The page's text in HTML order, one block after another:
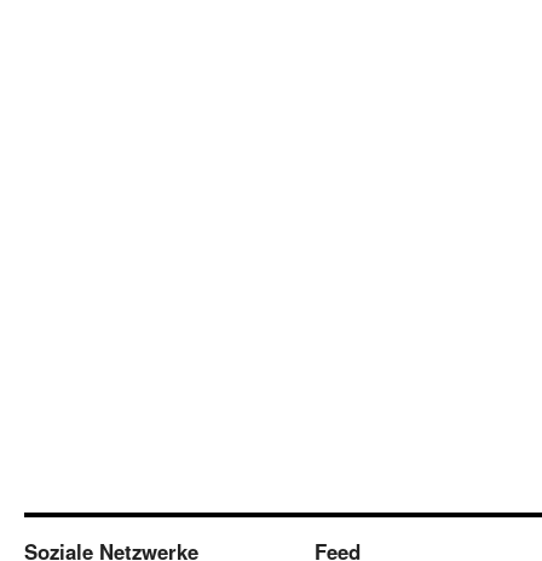
Soziale Netzwerke Feed